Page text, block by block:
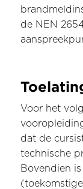
de NEN
Voor het
dat de
technische
Bovendien